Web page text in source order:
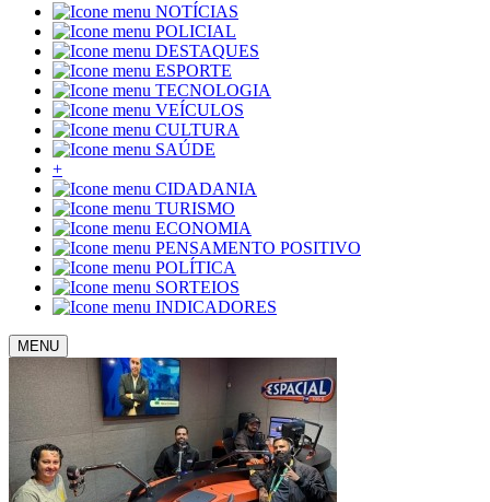
NOTÍCIAS
POLICIAL
DESTAQUES
ESPORTE
TECNOLOGIA
VEÍCULOS
CULTURA
SAÚDE
+
CIDADANIA
TURISMO
ECONOMIA
PENSAMENTO POSITIVO
POLÍTICA
SORTEIOS
INDICADORES
MENU